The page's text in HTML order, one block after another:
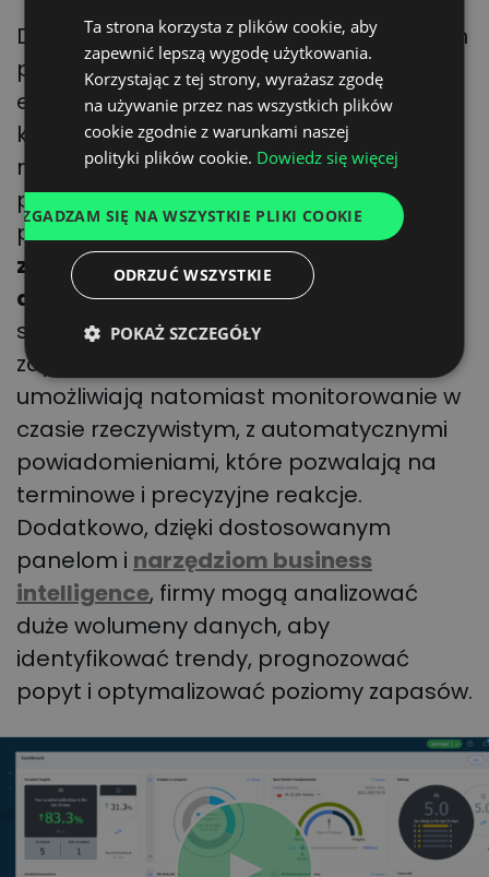
Dostęp do danych w czasie rzeczywistym
pozwala działać proaktywnie i zyskiwać
elastyczność, jednak arkusze
kalkulacyjne nie oferują
natychmiastowych aktualizacji, co może
prowadzić do nieefektywności lub po
prostu do utraconych szans:jak
zoptymalizować planowanie łańcucha
dostawbez aktualnych danych o
statusie transportu czy poziomie
zapasów? Rozwiązania cyfrowe
umożliwiają natomiast monitorowanie w
czasie rzeczywistym, z automatycznymi
powiadomieniami, które pozwalają na
terminowe i precyzyjne reakcje.
Dodatkowo, dzięki dostosowanym
panelom i narzędziom business
intelligence, firmy mogą analizować
duże wolumeny danych, aby
identyfikować trendy, prognozować
popyt i optymalizować poziomy zapasów.
ENGLISH
GERMAN
UKRAINIAN
FRENCH
Ta strona korzysta z plików cookie, aby
zapewnić lepszą wygodę użytkowania.
Korzystając z tej strony, wyrażasz zgodę
na używanie przez nas wszystkich plików
cookie zgodnie z warunkami naszej
polityki plików cookie. Dowiedz się więcej
ZGADZAM SIĘ NA WSZYSTKIE PLIKI COOKIE
ODRZUĆ WSZYSTKIE
POKAŻ SZCZEGÓŁY